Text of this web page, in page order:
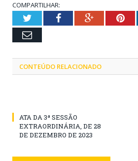
COMPARTILHAR:
TwitterFacebookGoogle+
Email
CONTEÚDO RELACIONADO
ATA DA 3ª SESSÃO
EXTRAORDINÁRIA, DE 28
DE DEZEMBRO DE 2023